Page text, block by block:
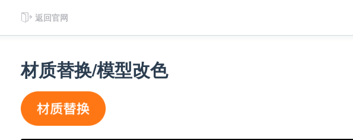
 返回官网
材质替换/模型改色